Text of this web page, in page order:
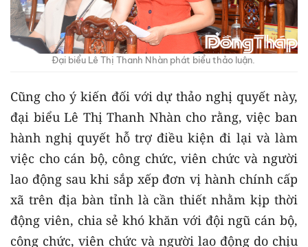
Đại biểu Lê Thị Thanh Nhàn phát biểu thảo luận.
Cũng cho ý kiến đối với dự thảo nghị quyết này,
đại biểu Lê Thị Thanh Nhàn cho rằng, việc ban
hành nghị quyết hỗ trợ điều kiện đi lại và làm
việc cho cán bộ, công chức, viên chức và người
lao động sau khi sắp xếp đơn vị hành chính cấp
xã trên địa bàn tỉnh là cần thiết nhằm kịp thời
động viên, chia sẻ khó khăn với đội ngũ cán bộ,
công chức, viên chức và người lao động do chịu